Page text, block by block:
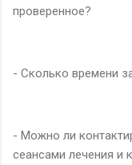
проверенное?
- Сколько времени
- Можно ли
сеансами лечения и